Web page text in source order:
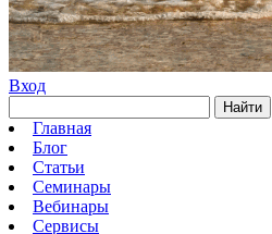
Вход
Найти
Главная
Блог
Статьи
Семинары
Вебинары
Сервисы